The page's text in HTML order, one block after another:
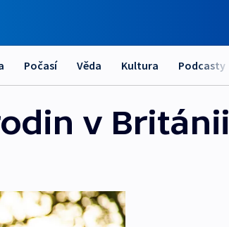
Počasí Věda Kultura Podcasty
v Británii